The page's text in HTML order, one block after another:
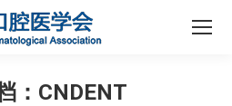
： CNDENT